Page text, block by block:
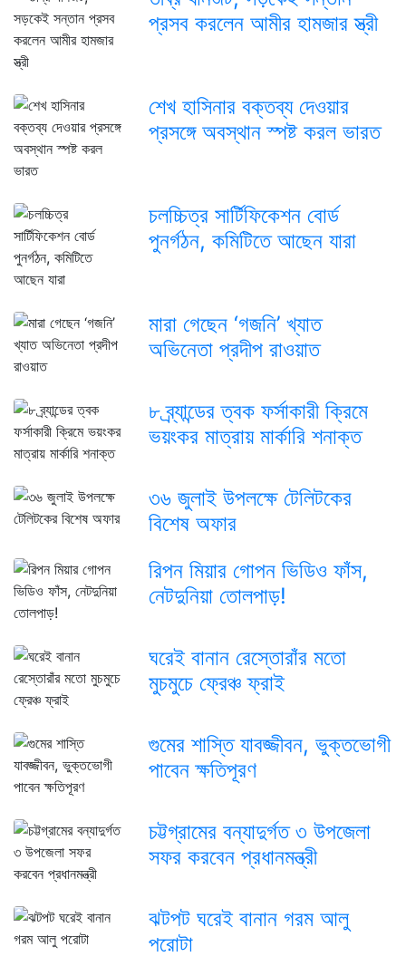
প্রসব করলেন আমীর হামজার স্ত্রী
শেখ হাসিনার বক্তব্য দেওয়ার
প্রসঙ্গে অবস্থান স্পষ্ট করল ভারত
চলচ্চিত্র সার্টিফিকেশন বোর্ড
পুনর্গঠন, কমিটিতে আছেন যারা
মারা গেছেন ‘গজনি’ খ্যাত
অভিনেতা প্রদীপ রাওয়াত
৮ ব্র্যান্ডের ত্বক ফর্সাকারী ক্রিমে
ভয়ংকর মাত্রায় মার্কারি শনাক্ত
৩৬ জুলাই উপলক্ষে টেলিটকের
বিশেষ অফার
রিপন মিয়ার গোপন ভিডিও ফাঁস,
নেটদুনিয়া তোলপাড়!
ঘরেই বানান রেস্তোরাঁর মতো
মুচমুচে ফ্রেঞ্চ ফ্রাই
গুমের শাস্তি যাবজ্জীবন, ভুক্তভোগী
পাবেন ক্ষতিপূরণ
চট্টগ্রামের বন্যাদুর্গত ৩ উপজেলা
সফর করবেন প্রধানমন্ত্রী
ঝটপট ঘরেই বানান গরম আলু
পরোটা